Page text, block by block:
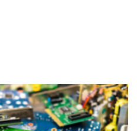
a granel, uma solução
a granel, uma solução
a granel, uma